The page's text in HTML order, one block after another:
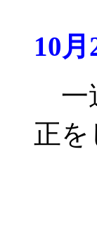
10
一
正を